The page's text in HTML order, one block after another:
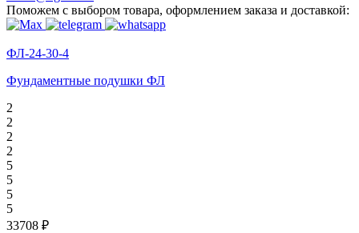
Поможем с выбором товара, оформлением заказа и доставкой:
ФЛ-24-30-4
Фундаментные подушки ФЛ
2
2
2
2
5
5
5
5
33708 ₽